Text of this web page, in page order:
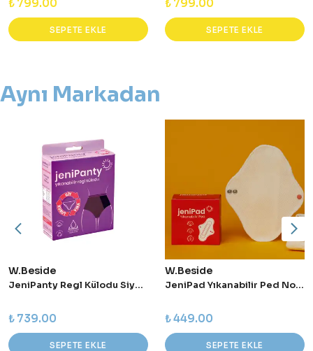
₺ 799.00
SEPETE EKLE
₺ 799.00
SEPETE EKLE
Aynı Markadan
W.Beside
JeniPanty Regl Külodu Siyah - Small
₺ 739.00
SEPETE EKLE
W.Beside
JeniPad Yıkanabilir Ped Normal - Beyaz
₺ 449.00
SEPETE EKLE